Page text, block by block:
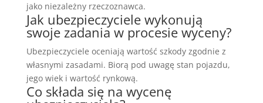
jako niezależny rzeczoznawca.
Jak ubezpieczyciele wykonują
swoje zadania w procesie wyceny?
Ubezpieczyciele oceniają wartość szkody zgodnie z
własnymi zasadami. Biorą pod uwagę stan pojazdu,
jego wiek i wartość rynkową.
Co składa się na wycenę